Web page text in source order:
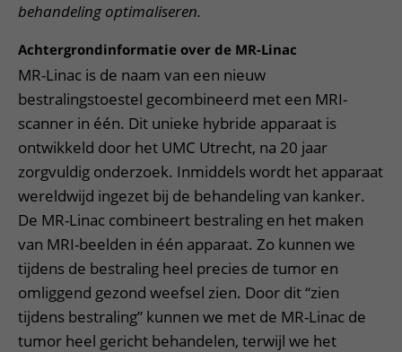
behandeling optimaliseren.
Achtergrondinformatie over de MR-Linac
MR-Linac is de naam van een nieuw
bestralingstoestel gecombineerd met een MRI-
scanner in één. Dit unieke hybride apparaat is
ontwikkeld door het UMC Utrecht, na 20 jaar
zorgvuldig onderzoek. Inmiddels wordt het apparaat
wereldwijd ingezet bij de behandeling van kanker.
De MR-Linac combineert bestraling en het maken
van MRI-beelden in één apparaat. Zo kunnen we
tijdens de bestraling heel precies de tumor en
omliggend gezond weefsel zien. Door dit “zien
tijdens bestraling” kunnen we met de MR-Linac de
tumor heel gericht behandelen, terwijl we het